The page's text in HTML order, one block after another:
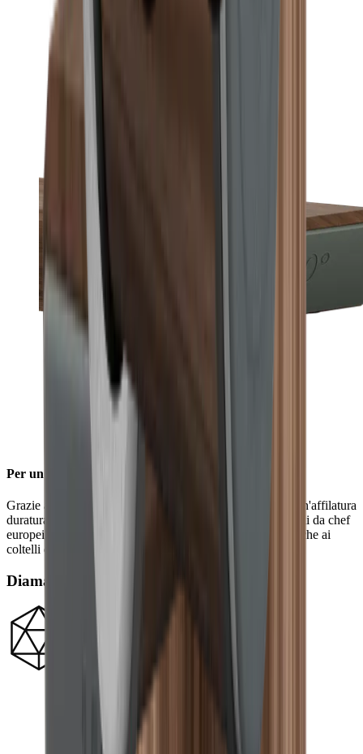
Per un'affilatura stabile
Grazie all'angolo di affilatura di 20°, è possibile ottenere un'affilatura
duratura per l'uso quotidiano su lame robuste come i coltelli da chef
europei. L'angolo di 20° conferisce un'affilatura stabile anche ai
coltelli da outdoor e da tasca.
Diamanti a blocco